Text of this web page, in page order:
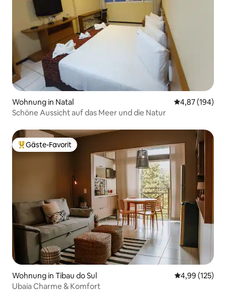
Wohnung in Natal
4,87 (194)
Schöne Aussicht auf das Meer und die Natur
Beliebter Gäste-Favorit.
Gäste-Favorit
Wohnung in Tibau do Sul
4,99 (125)
Ubaia Charme & Komfort